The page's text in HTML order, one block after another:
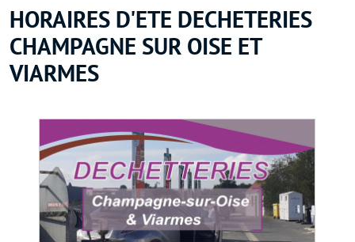
HORAIRES D'ETE DECHETERIES
CHAMPAGNE SUR OISE ET
VIARMES